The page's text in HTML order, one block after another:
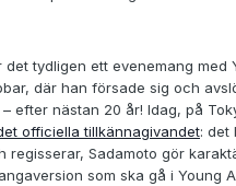
det tydligen ett evenemang med
där han försade sig och
efter nästan 20 år! Idag, på
officiella tillkännagivandet: det
regisserar, Sadamoto gör
som ska gå i Young